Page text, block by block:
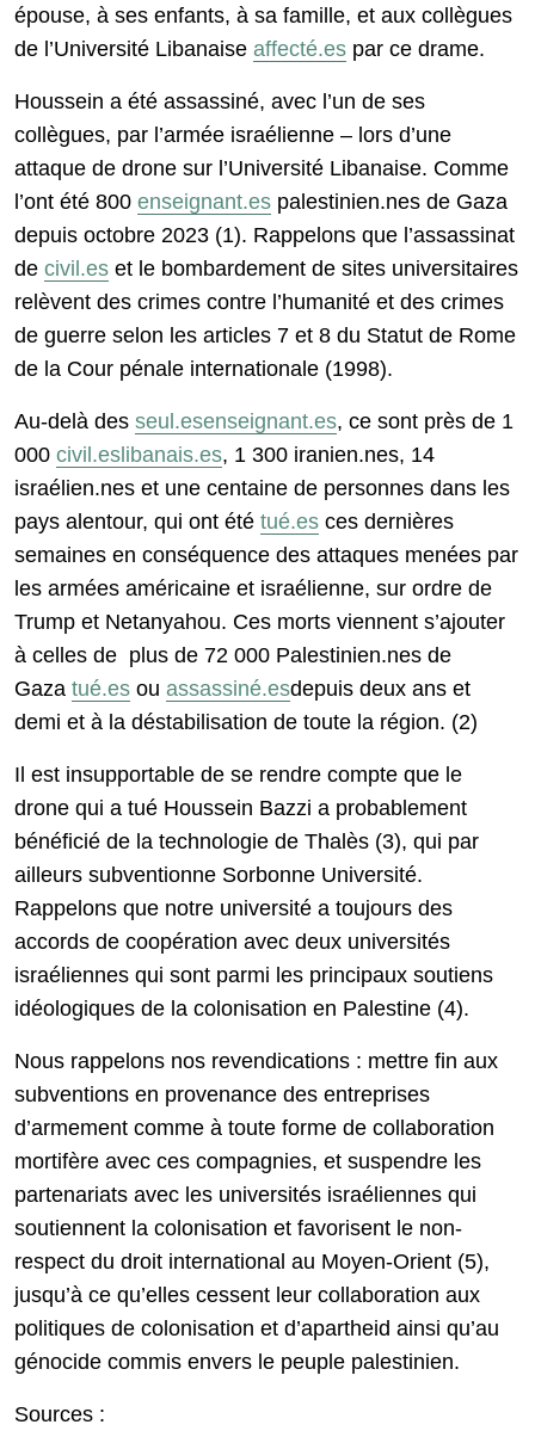
épouse, à ses enfants, à sa famille, et aux collègues
de l’Université Libanaise affecté.es par ce drame.
Houssein a été assassiné, avec l’un de ses
collègues, par l’armée israélienne – lors d’une
attaque de drone sur l’Université Libanaise. Comme
l’ont été 800 enseignant.es palestinien.nes de Gaza
depuis octobre 2023 (1). Rappelons que l’assassinat
de civil.es et le bombardement de sites universitaires
relèvent des crimes contre l’humanité et des crimes
de guerre selon les articles 7 et 8 du Statut de Rome
de la Cour pénale internationale (1998).
Au-delà des seul.esenseignant.es, ce sont près de 1
000 civil.es libanais.es, 1 300 iranien.nes, 14
israélien.nes et une centaine de personnes dans les
pays alentour, qui ont été tué.es ces dernières
semaines en conséquence des attaques menées par
les armées américaine et israélienne, sur ordre de
Trump et Netanyahou. Ces morts viennent s’ajouter
à celles de plus de 72 000 Palestinien.nes de
Gaza tué.es ou assassiné.esdepuis deux ans et
demi et à la déstabilisation de toute la région. (2)
Il est insupportable de se rendre compte que le
drone qui a tué Houssein Bazzi a probablement
bénéficié de la technologie de Thalès (3), qui par
ailleurs subventionne Sorbonne Université.
Rappelons que notre université a toujours des
accords de coopération avec deux universités
israéliennes qui sont parmi les principaux soutiens
idéologiques de la colonisation en Palestine (4).
Nous rappelons nos revendications : mettre fin aux
subventions en provenance des entreprises
d’armement comme à toute forme de collaboration
mortifère avec ces compagnies, et suspendre les
partenariats avec les universités israéliennes qui
soutiennent la colonisation et favorisent le non-
respect du droit international au Moyen-Orient (5),
jusqu’à ce qu’elles cessent leur collaboration aux
politiques de colonisation et d’apartheid ainsi qu’au
génocide commis envers le peuple palestinien.
Sources :